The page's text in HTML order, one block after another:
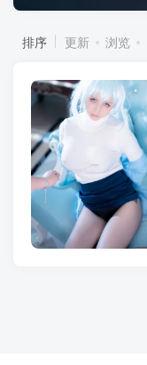
排序 更新 浏览